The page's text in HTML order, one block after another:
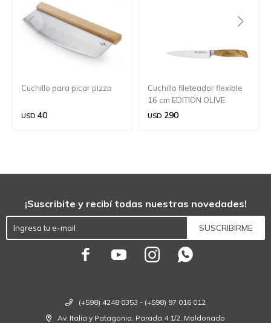
Cuchillo para picar pizza
USD 40
Cuchillo fileteador flexible
16 cm EDITION OLIVE
USD 290
(+598) 4248 0353 - (+598) 97 016 012
Av. Italia y Patagonia, Parada 4 1/2, Maldonado
¡Suscribite y recibí todas nuestras novedades!
SUSCRIBIRME
   